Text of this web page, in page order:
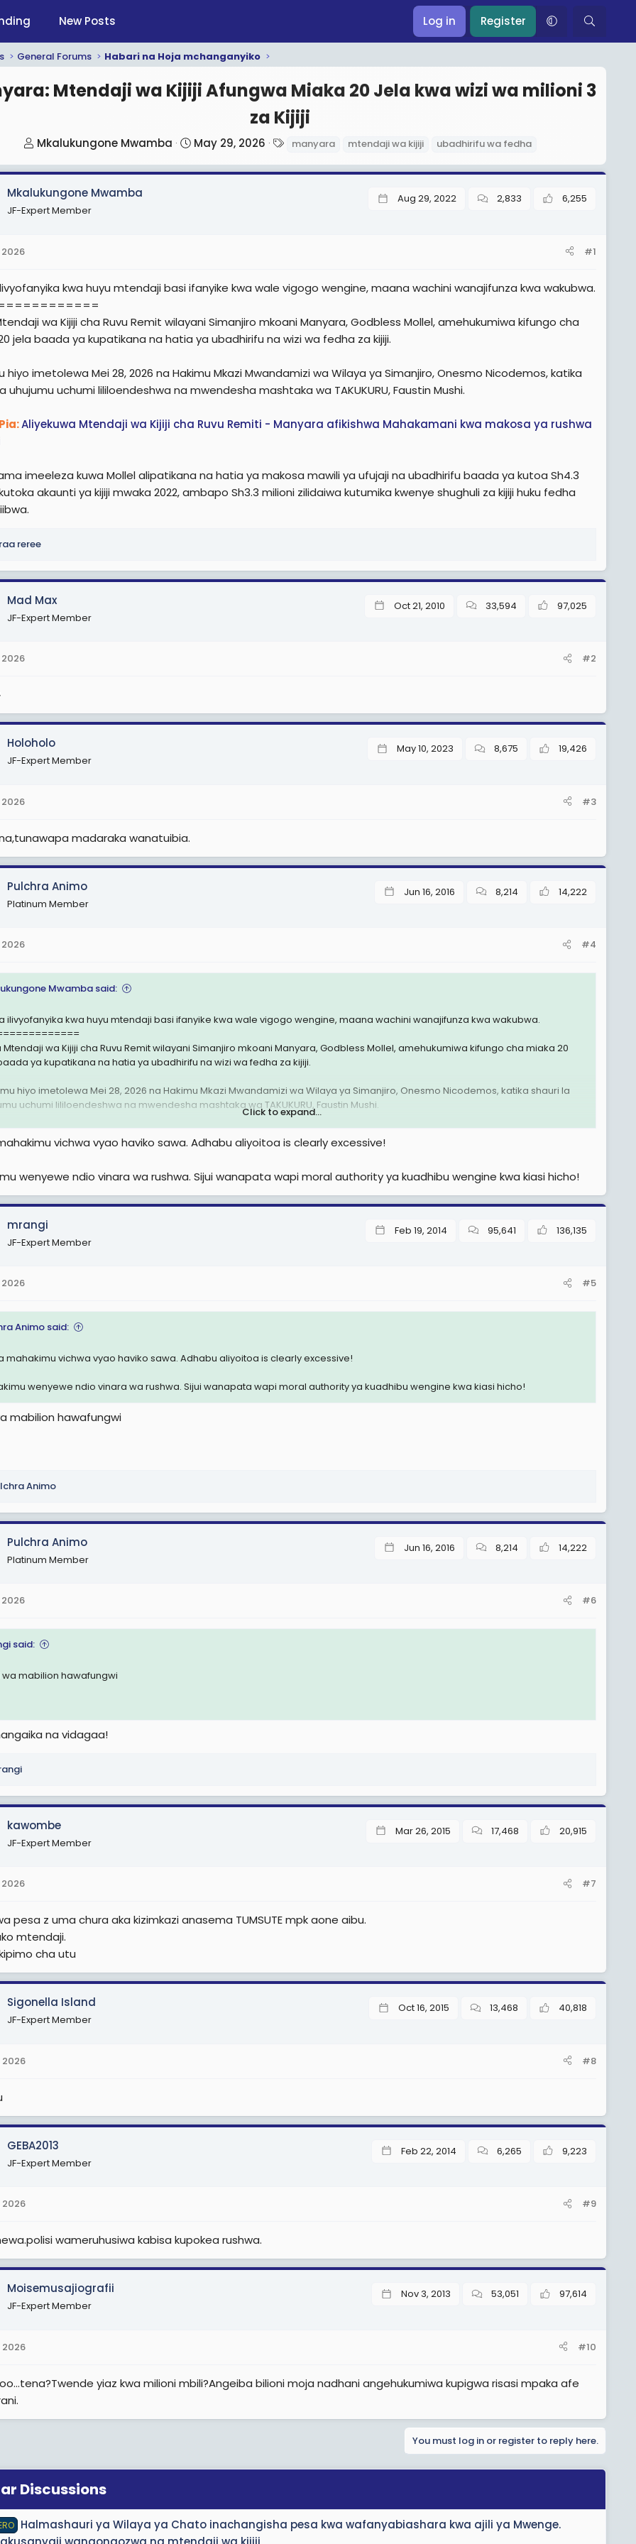
New Posts Log in Register
General Forums Habari na Hoja mchanganyiko
Mtendaji wa Kijiji Afungwa Miaka 20 Jela kwa wizi wa milioni 3
za Kijiji
T
r
e
a
r
e
r
Mkalukungone Mwamba
S
a
May 29, 2026
g
manyara mtendaji wa kijiji ubadhirifu wa fedha
Mkalukungone Mwamba
JF-Expert Member
Aug 29, 2022 2,833 6,255
#1
kwa huyu mtendaji basi ifanyike kwa wale vigogo wengine, maana wachini wanajifunza kwa wakubwa.
wa Kijiji cha Ruvu Remit wilayani Simanjiro mkoani Manyara, Godbless Mollel, amehukumiwa kifungo cha
jela baada ya kupatikana na hatia ya ubadhirifu na wizi wa fedha za kijiji.
hiyo imetolewa Mei 28, 2026 na Hakimu Mkazi Mwandamizi wa Wilaya ya Simanjiro, Onesmo Nicodemos, katika
uhujumu uchumi lililoendeshwa na mwendesha mashtaka wa TAKUKURU, Faustin Mushi.
Aliyekuwa Mtendaji wa Kijiji cha Ruvu Remiti - Manyara afikishwa Mahakamani kwa makosa ya rushwa
imeeleza kuwa Mollel alipatikana na hatia ya makosa mawili ya ufujaji na ubadhirifu baada ya kutoa Sh4.3
akaunti ya kijiji mwaka 2022, ambapo Sh3.3 milioni zilidaiwa kutumika kwenye shughuli za kijiji huku fedha
reree
Mad Max
JF-Expert Member
Oct 21, 2010 33,594 97,025
#2
Holoholo
JF-Expert Member
May 10, 2023 8,675 19,426
#3
madaraka wanatuibia.
Pulchra Animo
Platinum Member
Jun 16, 2016 8,214 14,222
#4
Mwamba said:
ilivyofanyika kwa huyu mtendaji basi ifanyike kwa wale vigogo wengine, maana wachini wanajifunza kwa wakubwa.
Mtendaji wa Kijiji cha Ruvu Remit wilayani Simanjiro mkoani Manyara, Godbless Mollel, amehukumiwa kifungo cha miaka 20
ya kupatikana na hatia ya ubadhirifu na wizi wa fedha za kijiji.
hiyo imetolewa Mei 28, 2026 na Hakimu Mkazi Mwandamizi wa Wilaya ya Simanjiro, Onesmo Nicodemos, katika shauri la
uchumi lililoendeshwa na mwendesha mashtaka wa TAKUKURU, Faustin Mushi.
akaunti ya kijiji mwaka 2022, ambapo Sh3.3 milioni zilidaiwa kutumika kwenye shughuli za kijiji huku fedha hizo zikiibwa.
Click to expand...
vichwa vyao haviko sawa. Adhabu aliyoitoa is clearly excessive!
wenyewe ndio vinara wa rushwa. Sijui wanapata wapi moral authority ya kuadhibu wengine kwa kiasi hicho!
mrangi
JF-Expert Member
Feb 19, 2014 95,641 136,135
#5
Animo said:
mahakimu vichwa vyao haviko sawa. Adhabu aliyoitoa is clearly excessive!
wenyewe ndio vinara wa rushwa. Sijui wanapata wapi moral authority ya kuadhibu wengine kwa kiasi hicho!
mabilion hawafungwi
Animo
Pulchra Animo
Platinum Member
Jun 16, 2016 8,214 14,222
#6
said:
wa mabilion hawafungwi
na vidagaa!
kawombe
JF-Expert Member
Mar 26, 2015 17,468 20,915
#7
pesa z uma chura aka kizimkazi anasema TUMSUTE mpk aone aibu.
mtendaji.
cha utu
Sigonella Island
JF-Expert Member
Oct 16, 2015 13,468 40,818
2026 #8
GEBA2013
JF-Expert Member
Feb 22, 2014 6,265 9,223
2026 #9
wameruhusiwa kabisa kupokea rushwa.
Moisemusajiografii
JF-Expert Member
Nov 3, 2013 53,051 97,614
2026 #10
yiaz kwa milioni mbili?Angeiba bilioni moja nadhani angehukumiwa kupigwa risasi mpaka afe
You must log in or register to reply here.
Discussions
Halmashauri ya Wilaya ya Chato inachangisha pesa kwa wafanyabiashara kwa ajili ya Mwenge.